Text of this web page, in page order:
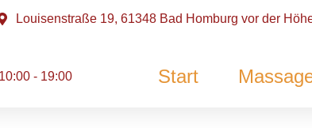
Louisenstraße 19, 61348 Bad Homburg vor der
- 19:00 Start